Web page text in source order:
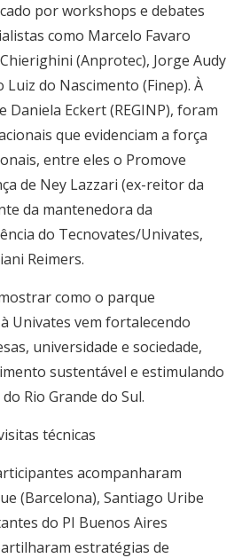
por workshops e debates
como Marcelo Favaro
(Anprotec), Jorge Audy
Luiz do Nascimento (Finep). À
Daniela Eckert (REGINP), foram
que evidenciam a força
entre eles o Promove
de Ney Lazzari (ex-reitor da
da mantenedora da
do Tecnovates/Univates,
Reimers.
como o parque
Univates vem fortalecendo
universidade e sociedade,
sustentável e estimulando
Rio Grande do Sul.
técnicas
acompanharam
(Barcelona), Santiago Uribe
do PI Buenos Aires
estratégias de